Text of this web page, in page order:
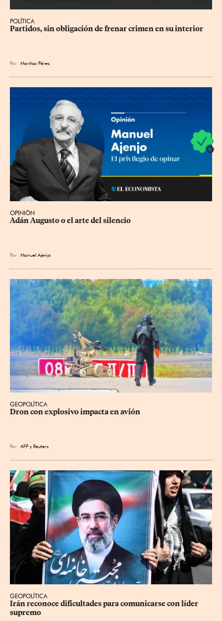
POLÍTICA
Partidos, sin obligación de frenar crimen en su interior
Por Maritza Pérez
OPINIÓN
Adán Augusto o el arte del silencio
Por Manuel Ajenjo
GEOPOLÍTICA
Dron con explosivo impacta en avión
Por AFP yReuters
GEOPOLÍTICA
Irán reconoce dificultades para comunicarse con líder
supremo